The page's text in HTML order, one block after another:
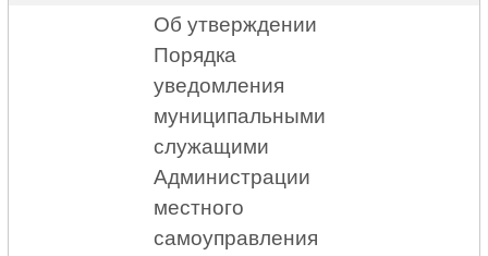
Об утверждении
Порядка
уведомления
муниципальными
служащими
Администрации
местного
самоуправления